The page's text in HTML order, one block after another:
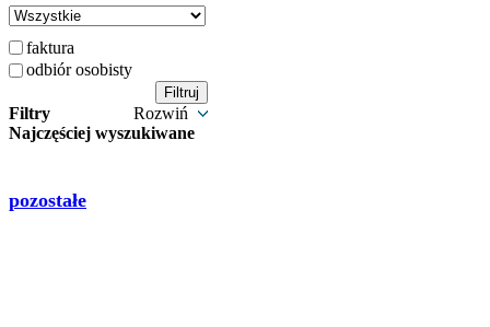
faktura
odbiór osobisty
Filtry
Rozwiń
Najczęściej wyszukiwane
pozostałe